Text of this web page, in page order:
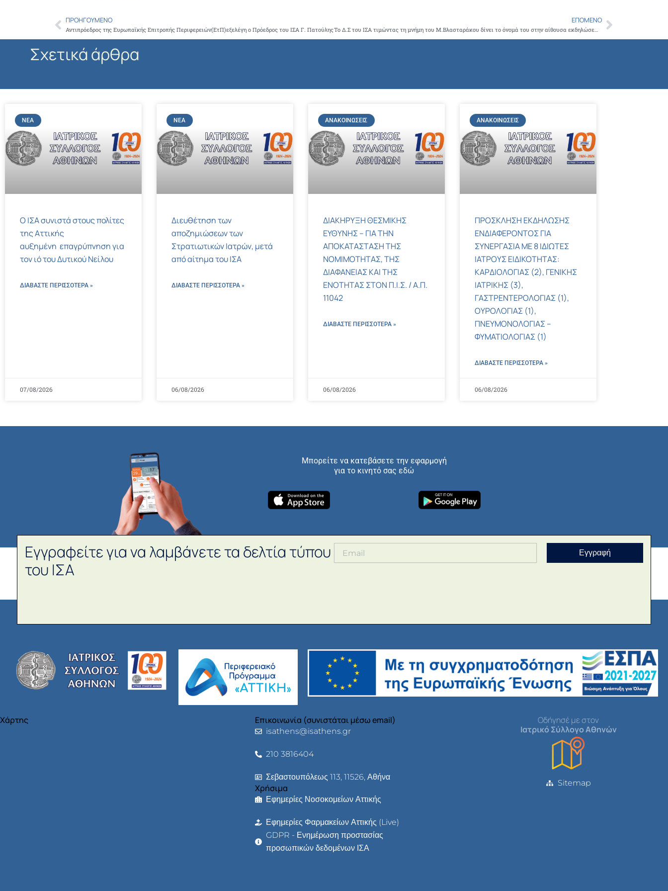
Prev
ΠΡΟΗΓΟΎΜΕΝΟ
Αντιπρόεδρος της Ευρωπαϊκής Επιτροπής Περιφερειών(ΕτΠ)εξελέγη ο Πρόεδρος του ΙΣΑ Γ. Πατούλης
ΕΠΌΜΕΝΟ
Το Δ.Σ του ΙΣΑ τιμώντας τη μνήμη του Μ.Βλασταράκου δίνει το όνομά του στην αίθουσα εκδηλώσεων του ΙΣΑ Next
Σχετικά άρθρα
ΝΈΑ
Ο ΙΣΑ συνιστά στους πολίτες
της Αττικής
αυξημένη επαγρύπνηση για
τον ιό του Δυτικού Νείλου
ΔΙΑΒΑΣΤΕ ΠΕΡΙΣΣΌΤΕΡΑ »
07/08/2026
ΝΈΑ
Διευθέτηση των
αποζημιώσεων των
Στρατιωτικών Ιατρών, μετά
από αίτημα του ΙΣΑ
ΔΙΑΒΑΣΤΕ ΠΕΡΙΣΣΌΤΕΡΑ »
06/08/2026
ΑΝΑΚΟΙΝΏΣΕΙΣ
ΔΙΑΚΗΡΥΞΗ ΘΕΣΜΙΚΗΣ
ΕΥΘΥΝΗΣ – ΓΙΑ ΤΗΝ
ΑΠΟΚΑΤΑΣΤΑΣΗ ΤΗΣ
ΝΟΜΙΜΟΤΗΤΑΣ, ΤΗΣ
ΔΙΑΦΑΝΕΙΑΣ ΚΑΙ ΤΗΣ
ΕΝΟΤΗΤΑΣ ΣΤΟΝ Π.Ι.Σ. / Α.Π.
11042
ΔΙΑΒΑΣΤΕ ΠΕΡΙΣΣΌΤΕΡΑ »
06/08/2026
ΑΝΑΚΟΙΝΏΣΕΙΣ
ΠΡΟΣΚΛΗΣΗ ΕΚΔΗΛΩΣΗΣ
ΕΝΔΙΑΦΕΡΟΝΤΟΣ ΓΙΑ
ΣΥΝΕΡΓΑΣΙΑ ΜΕ 8 ΙΔΙΩΤΕΣ
ΙΑΤΡΟΥΣ ΕΙΔΙΚΟΤΗΤΑΣ:
ΚΑΡΔΙΟΛΟΓΙΑΣ (2), ΓΕΝΙΚΗΣ
ΙΑΤΡΙΚΗΣ (3),
ΓΑΣΤΡΕΝΤΕΡΟΛΟΓΙΑΣ (1),
ΟΥΡΟΛΟΓΙΑΣ (1),
ΠΝΕΥΜΟΝΟΛΟΓΙΑΣ –
ΦΥΜΑΤΙΟΛΟΓΙΑΣ (1)
ΔΙΑΒΑΣΤΕ ΠΕΡΙΣΣΌΤΕΡΑ »
06/08/2026
Μπορείτε να κατεβάσετε την εφαρμογή
για το κινητό σας εδώ
Εγγραφείτε για να λαμβάνετε τα δελτία τύπου
του ΙΣΑ
Εγγραφή
Χάρτης Επικοινωνία (συνιστάται μέσω email)
isathens@isathens.gr
210 3816404
Σεβαστουπόλεως 113, 11526, Αθήνα
Χρήσιμα
Εφημερίες Νοσοκομείων Αττικής
Εφημερίες Φαρμακείων Αττικής (Live)
GDPR - Ενημέρωση προστασίας
προσωπικών δεδομένων ΙΣΑ
Οδήγησέ με στον
Ιατρικό Σύλλογο Αθηνών
Sitemap